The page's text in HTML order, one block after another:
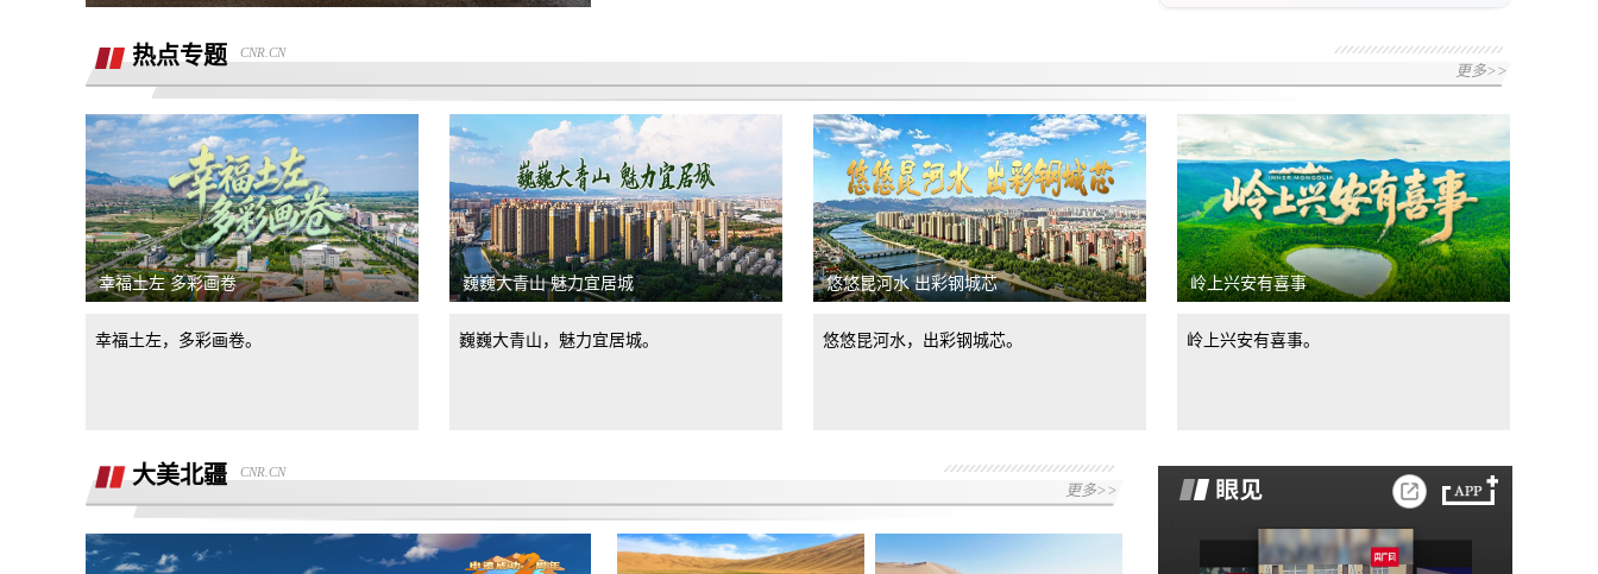
能借款，没用使用过其它会员权益，要求
退款退
重庆智鑫沅汽车销售有限公司强买强卖，
服务态度恶劣且拒绝退还定金
重庆智鑫沅汽车销售有限公司，不下贷
款，强制加五千元全款购车，不退定金。
买车锁单前不预审，贷款批不过，强制我
走租赁贷款
诱导消费不退定金
退还定金2000元
买车和销售说的价格是包含保险，合同没
有写包保险保险强制在他们店里购买低开
发票金额
骗子上门推销熊猫净水器，专挑农村老人
下手
不退定金
同，联合二手车商坑骗消费者。退诚意金
金。
杭州金昌宝湖不加价不给提车，拒绝交付
汽车还不给退定金
不退还定金，要求双倍退还定金
市场价格调节问题
鑫茂瑞体验中心捆绑销售
热点专题 CNR.CN
更多>>
幸福土左 多彩画卷
幸福土左，多彩画卷。
巍巍大青山 魅力宜居城
巍巍大青山，魅力宜居城。
悠悠昆河水 出彩钢城芯
悠悠昆河水，出彩钢城芯。
岭上兴安有喜事
岭上兴安有喜事。
大美北疆 CNR.CN
更多>>